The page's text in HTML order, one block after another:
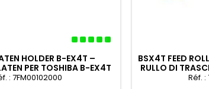
HOLDER B-EX4T –
PER TOSHIBA B-EX4T
: 7FM00102000
BSX4T FEED
RULLO DI
Réf.